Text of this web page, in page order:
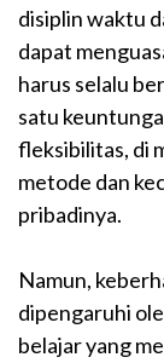
disiplin waktu
dapat
harus selalu
satu
fleksibilitas, di
metode dan
pribadinya.
Namun,
dipengaruhi
belajar yang